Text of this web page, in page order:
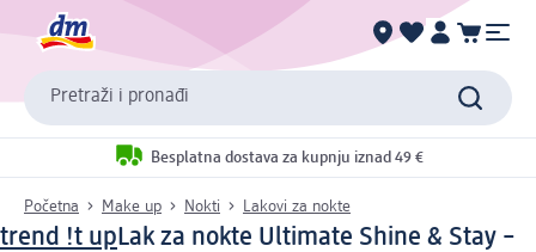
Pretraži i pronađi
Besplatna dostava za kupnju iznad 49 €
Početna Make up Nokti Lakovi za nokte
trend !t upLak za nokte Ultimate Shine & Stay –